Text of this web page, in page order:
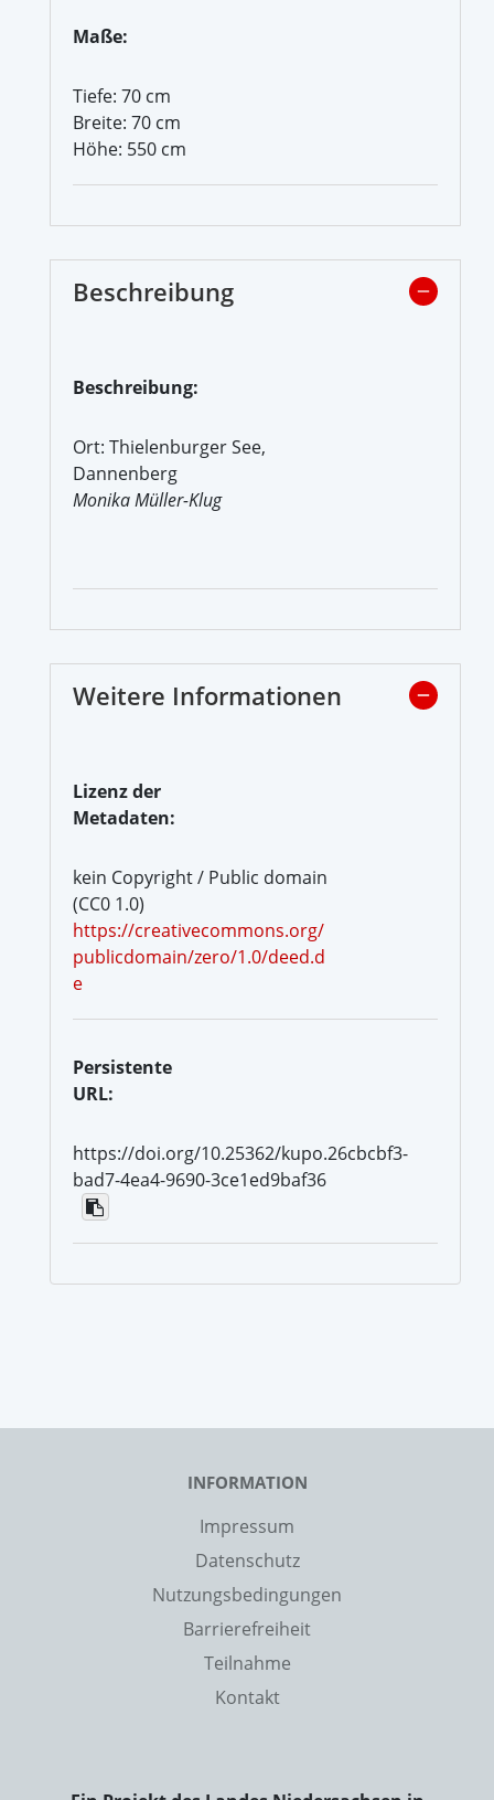
Maße:
Tiefe: 70 cm
Breite: 70 cm
Höhe: 550 cm
Beschreibung
Beschreibung:
Ort: Thielenburger See,
Dannenberg
Monika Müller-Klug
Weitere Informationen
Lizenz der
Metadaten:
kein Copyright / Public domain
(CC0 1.0)
https://creativecommons.org/
publicdomain/zero/1.0/deed.d
e
Persistente
URL:
https://doi.org/10.25362/kupo.26cbcbf3-
bad7-4ea4-9690-3ce1ed9baf36
INFORMATION
Impressum
Datenschutz
Nutzungsbedingungen
Barrierefreiheit
Teilnahme
Kontakt